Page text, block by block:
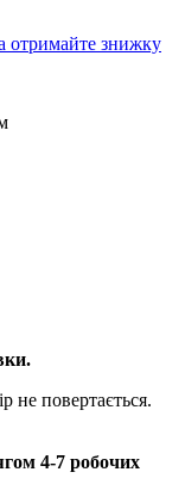
отримайте знижку
не повертається.
4-7 робочих